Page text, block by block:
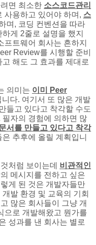
면 최소한 소스코드관리
사용하고 있어야 하며, 스
며, 코딩 컨벤션을 따라
게 2줄로 설명을 했지
트웨어 회사는 흔하지
Review를 시행할 준비
해도 그 효과를 제대로
의미는 이미 Peer
다. 여기서 또 많은 개발
들고 있다고 착각할 수도
자의 경험에 의하면 많
서를 만들고 있다고 착각
추후에 올릴 계획입니
처럼 보이는데 비관적인
메시지를 전하고 싶은
게 된 것은 개발자들만
발 환경 및 교육의 기회
많은 회사들이 그냥 개
으로 개발해왔고 뭔가를
성과를 낸 회사는 별로